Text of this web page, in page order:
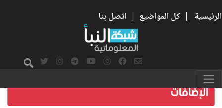
الرئيسية | كل المواضيع | اتصل بنا